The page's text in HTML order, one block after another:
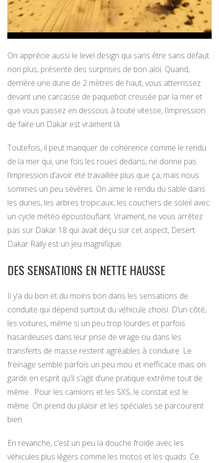
On apprécie aussi le level design qui sans être sans défaut
non plus, présente des surprises de bon aloi. Quand,
derrière une dune de 2 mètres de haut, vous atterrissez
devant une carcasse de paquebot creusée par la mer et
que vous passez en dessous à toute vitesse, l’impression
de faire un Dakar est vraiment là.
Toutefois, il peut manquer de cohérence comme le rendu
de la mer qui, une fois les roues dedans, ne donne pas
l’impression d’avoir été travaillée plus que ça, mais nous
sommes un peu sévères. On aime le rendu du sable dans
les dunes, les arbres tropicaux, les couchers de soleil avec
un cycle météo époustouflant. Vraiment, ne vous arrêtez
pas sur Dakar 18 qui avait déçu sur cet aspect, Desert
Dakar Rally est un jeu magnifique.
DES SENSATIONS EN NETTE HAUSSE
Il y’a du bon et du moins bon dans les sensations de
conduite qui dépend surtout du véhicule choisi. D’un côté,
les voitures, même si un peu trop lourdes et parfois
hasardeuses dans leur prise de virage ou dans les
transferts de masse restent agréables à conduire. Le
freinage semble parfois un peu mou et inefficace mais on
garde en esprit qu’il s’agit d’une pratique extrême tout de
même . Pour les camions et les SXS, le constat est le
même. On prend du plaisir et les spéciales se parcourent
bien.
En revanche, c’est un peu la douche froide avec les
véhicules plus légers comme les motos et les quads. Ce